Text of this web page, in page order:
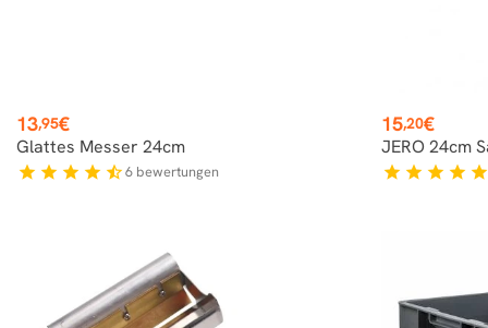
Preis
13,95€
Glattes Messer 24cm
star star star star star_half6 bewertungen
Preis
15,20€
JERO 24cm
star star star star star